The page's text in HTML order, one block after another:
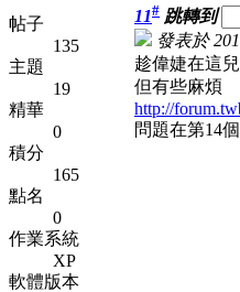
帖子
135
主題
19
精華
0
積分
165
點名
0
作業系統
XP
軟體版本
11# 跳轉到
發表於
趁偉婕在這
但有些麻煩
http://
問題在第14